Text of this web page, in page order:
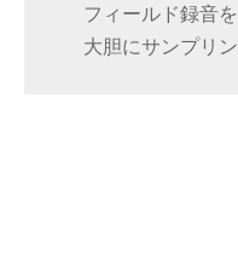
フィールド録音
大胆にサンプリ